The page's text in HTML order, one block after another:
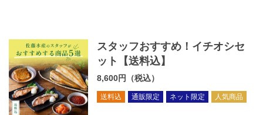
スタッフおすすめ！イチオシセ
ット【送料込】
8,600円（税込）
送料込 通販限定 ネット限定 人気商品